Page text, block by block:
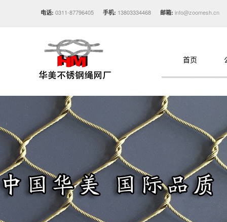
电话: 0311-87796405 手机: 13803334468 邮箱: info@zoomesh.cn
首页